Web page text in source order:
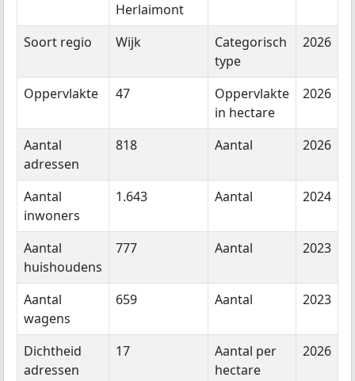
Herlaimont
Soort regio
Wijk
Categorisch
type
2026
Oppervlakte 47
Oppervlakte
in hectare
2026
Aantal
adressen
818 Aantal 2026
Aantal
inwoners
1.643 Aantal 2024
Aantal
huishoudens
777 Aantal 2023
Aantal
wagens
659 Aantal 2023
Dichtheid
adressen
17
Aantal per
hectare
2026